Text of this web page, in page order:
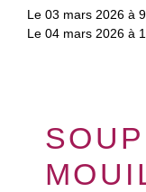
Le 03 mars 2026 à
Le 04 mars 2026 à